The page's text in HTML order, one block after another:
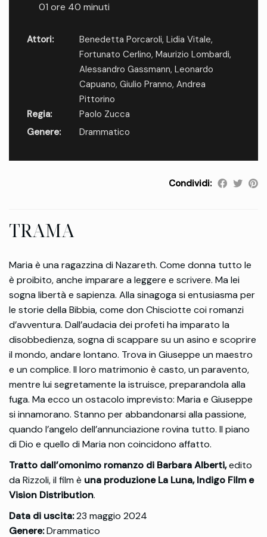
01 ore 40 minuti
Attori: Benedetta Porcaroli, Lidia Vitale,
Fortunato Cerlino, Maurizio Lombardi,
Alessandro Gassmann, Leonardo
Capuano, Giulio Pranno, Andrea
Pittorino
Regia:
Paolo Zucca
Genere:
Drammatico
Condividi:
TRAMA
Maria è una ragazzina di Nazareth. Come donna tutto le
è proibito, anche imparare a leggere e scrivere. Ma lei
sogna libertà e sapienza. Alla sinagoga si entusiasma per
le storie della Bibbia, come don Chisciotte coi romanzi
d’avventura. Dall’audacia dei profeti ha imparato la
disobbedienza, sogna di scappare su un asino e scoprire
il mondo, andare lontano. Trova in Giuseppe un maestro
e un complice. Il loro matrimonio è casto, un paravento,
mentre lui segretamente la istruisce, preparandola alla
fuga. Ma ecco un ostacolo imprevisto: Maria e Giuseppe
si innamorano. Stanno per abbandonarsi alla passione,
quando l’angelo dell’annunciazione rovina tutto. Il piano
di Dio e quello di Maria non coincidono affatto.
Tratto dall’omonimo romanzo di Barbara Alberti,edito
da Rizzoli, il film è una produzione La Luna, Indigo Film e
Vision Distribution.
Data di uscita:23 maggio 2024
Genere:Drammatico